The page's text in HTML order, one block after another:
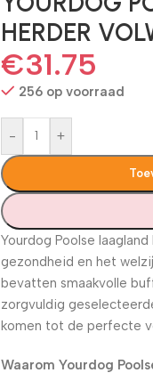
HERDER
€31.75
256 op voorraad
- +
Yourdog Poolse
gezondheid en het
bevatten smaakvolle
zorgvuldig
komen tot de perfecte
Waarom Yourdog